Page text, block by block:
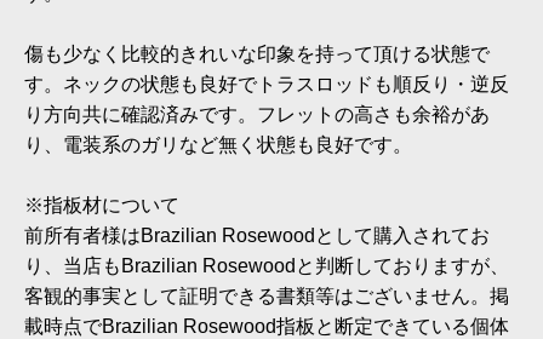
傷も少なく比較的きれいな印象を持って頂ける状態で
す。ネックの状態も良好でトラスロッドも順反り・逆反
り方向共に確認済みです。フレットの高さも余裕があ
り、電装系のガリなど無く状態も良好です。
※指板材について
前所有者様はBrazilian Rosewoodとして購入されてお
り、当店もBrazilian Rosewoodと判断しておりますが、
客観的事実として証明できる書類等はございません。掲
載時点でBrazilian Rosewood指板と断定できている個体